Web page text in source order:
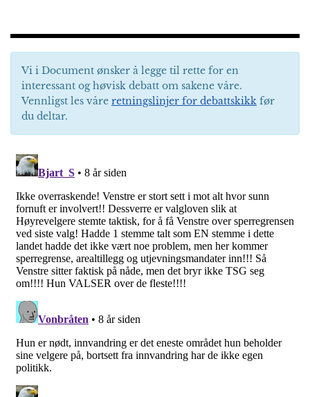
Vi i Document ønsker å legge til rette for en
interessant og høvisk debatt om sakene våre.
Vennligst les våre retningslinjer for debattskikk før
du deltar.